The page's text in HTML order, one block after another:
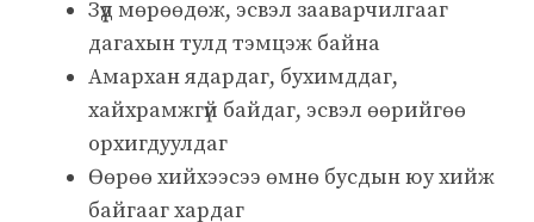
Зүүд мөрөөдөж, эсвэл зааварчилгааг
дагахын тулд тэмцэж байна
Амархан ядардаг, бухимддаг,
хайхрамжгүй байдаг, эсвэл өөрийгөө
орхигдуулдаг
Өөрөө хийхээсээ өмнө бусдын юу хийж
байгааг хардаг